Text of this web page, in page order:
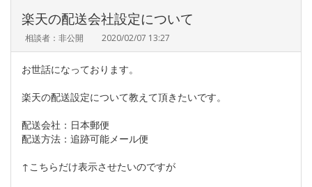
楽天の配送会社設定について
相談者：非公開 2020/02/07 13:27
お世話になっております。
楽天の配送設定について教えて頂きたいです。
配送会社：日本郵便
配送方法：追跡可能メール便
↑こちらだけ表示させたいのですが